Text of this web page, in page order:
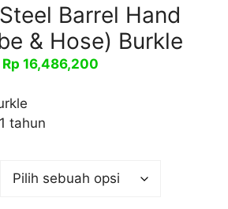
Barrel Hand
& Hose) Burkle
Rp 16,486,200
tahun